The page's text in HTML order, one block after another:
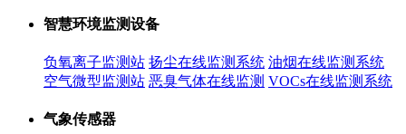
智慧环境监测设备
负氧离子监测站 扬尘在线监测系统 油烟在线监测系统
空气微型监测站 恶臭气体在线监测 VOCs在线监测系统
气象传感器